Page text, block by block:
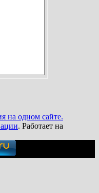
на одном сайте.
. Работает на